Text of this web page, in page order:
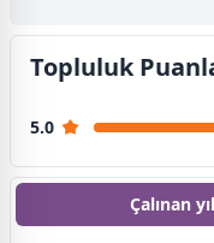
Topluluk
5.0
Çalınan